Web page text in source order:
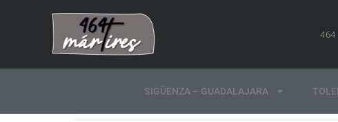
464
SIGÜENZA – GUADALAJARA